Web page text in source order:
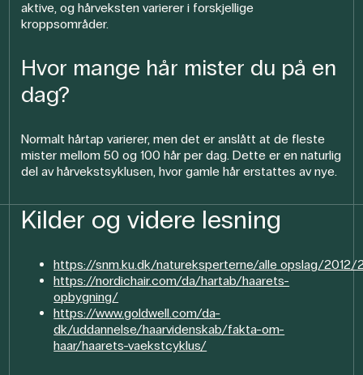
aktive, og hårveksten varierer i forskjellige
kroppsområder.
Hvor mange hår mister du på en
dag?
Normalt hårtap varierer, men det er anslått at de fleste
mister mellom 50 og 100 hår per dag. Dette er en naturlig
del av hårvekstsyklusen, hvor gamle hår erstattes av nye.
Kilder og videre lesning
https://snm.ku.dk/natureksperterne/alle_opslag/2012/
https://nordichair.com/da/hartab/haarets-
opbygning/
https://www.goldwell.com/da-
dk/uddannelse/haarvidenskab/fakta-om-
haar/haarets-vaekstcyklus/